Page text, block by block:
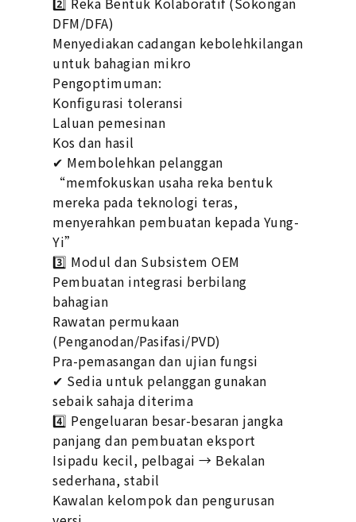
DFM/DFA)
Menyediakan cadangan kebolehkilangan
untuk bahagian mikro
Pengoptimuman:
Konfigurasi toleransi
Laluan pemesinan
Kos dan hasil
✔ Membolehkan pelanggan
“memfokuskan usaha reka bentuk
mereka pada teknologi teras,
menyerahkan pembuatan kepada Yung-
Yi”
3️⃣ Modul dan Subsistem OEM
Pembuatan integrasi berbilang
bahagian
Rawatan permukaan
(Penganodan/Pasifasi/PVD)
Pra-pemasangan dan ujian fungsi
✔ Sedia untuk pelanggan gunakan
sebaik sahaja diterima
4️⃣ Pengeluaran besar-besaran jangka
panjang dan pembuatan eksport
Isipadu kecil, pelbagai → Bekalan
sederhana, stabil
Kawalan kelompok dan pengurusan